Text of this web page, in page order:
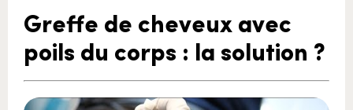
Greffe de cheveux avec
poils du corps : la solution ?